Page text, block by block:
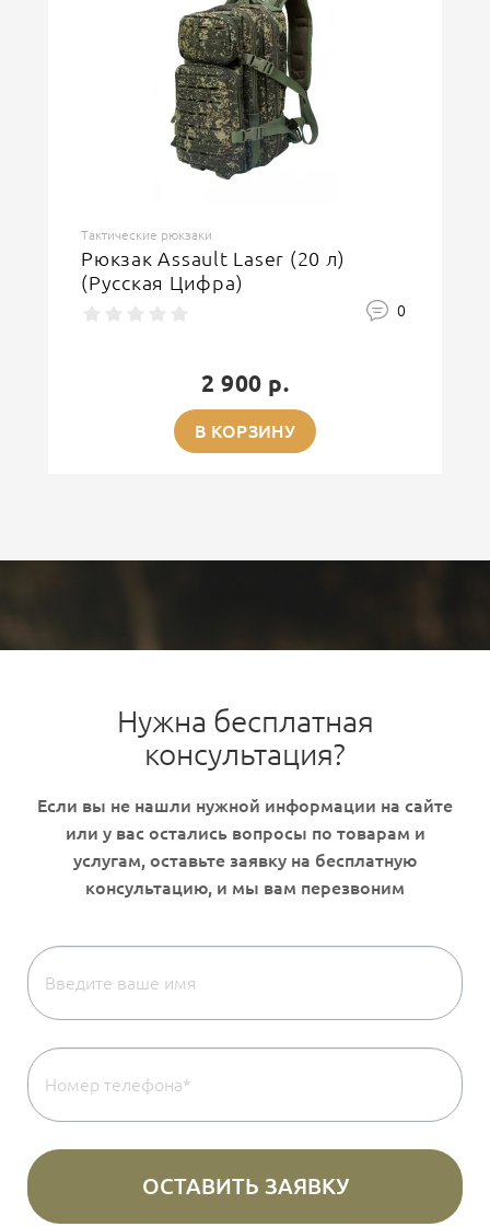
Тактические рюкзаки
Рюкзак Assault Laser (20 л)
(Русская Цифра)
0
2 900 р.
В КОРЗИНУ
Нужна бесплатная
консультация?